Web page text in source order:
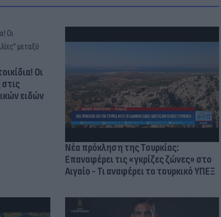
Οι
ειδών
Νέα πρόκληση της Τουρκίας:
Επαναφέρει τις «γκρίζες ζώνες» στο
Αιγαίο - Τι αναφέρει το τουρκικό ΥΠΕΞ